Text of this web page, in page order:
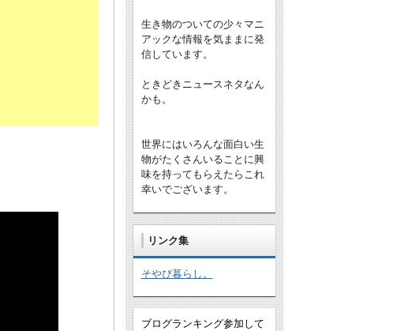
生き物のついての少々マニ
アックな情報を気ままに発
信しています。
ときどきニュースネタなん
かも。
世界にはいろんな面白い生
物がたくさんいることに興
味を持ってもらえたらこれ
幸いでございます。
リンク集
そやぴ暮らし。
ブログランキング参加して